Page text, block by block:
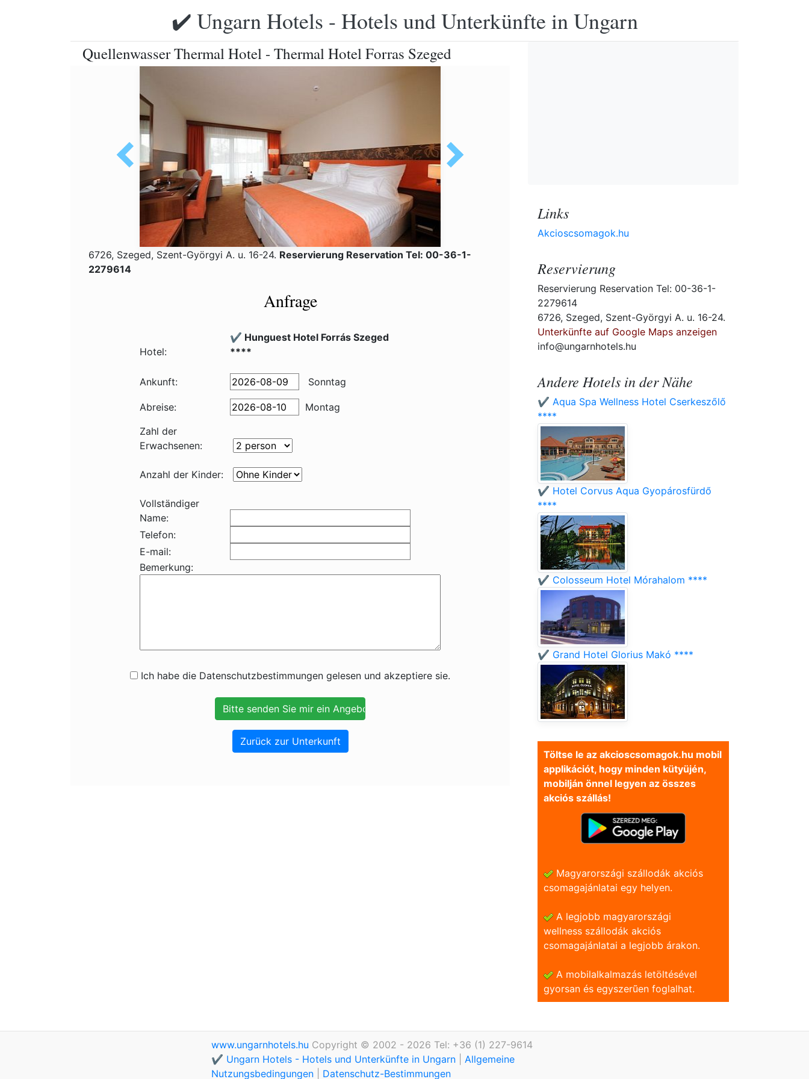
✔️ Ungarn Hotels - Hotels und Unterkünfte in Ungarn
Quellenwasser Thermal Hotel - Thermal Hotel Forras Szeged
6726, Szeged, Szent-Györgyi A. u. 16-24. Reservierung Reservation Tel: 00-36-1-
2279614
Anfrage
Hotel:
✔️ Hunguest Hotel Forrás Szeged
****
Ankunft: Sonntag
Abreise:
Montag
Zahl der
Erwachsenen:
Anzahl der Kinder:
Vollständiger
Name:
Telefon:
E-mail:
Bemerkung:
Ich habe die Datenschutzbestimmungen gelesen und akzeptiere sie.
Zurück zur Unterkunft
Links
Akcioscsomagok.hu
Reservierung
Reservierung Reservation Tel: 00-36-1-
2279614
6726, Szeged, Szent-Györgyi A. u. 16-24.
Unterkünfte auf Google Maps anzeigen
info@ungarnhotels.hu
Andere Hotels in der Nähe
✔️ Aqua Spa Wellness Hotel Cserkeszőlő
****
✔️ Hotel Corvus Aqua Gyopárosfürdő
****
✔️ Colosseum Hotel Mórahalom ****
✔️ Grand Hotel Glorius Makó ****
Töltse le az akcioscsomagok.hu mobil
applikációt, hogy minden kütyüjén,
mobilján önnel legyen az összes
akciós szállás!
Magyarországi szállodák akciós
csomagajánlatai egy helyen.
A legjobb magyarországi
wellness szállodák akciós
csomagajánlatai a legjobb árakon.
A mobilalkalmazás letöltésével
gyorsan és egyszerũen foglalhat.
www.ungarnhotels.hu Copyright © 2002 - 2026 Tel: +36 (1) 227-9614
✔️ Ungarn Hotels - Hotels und Unterkünfte in Ungarn
Allgemeine
Nutzungsbedingungen
Datenschutz-Bestimmungen